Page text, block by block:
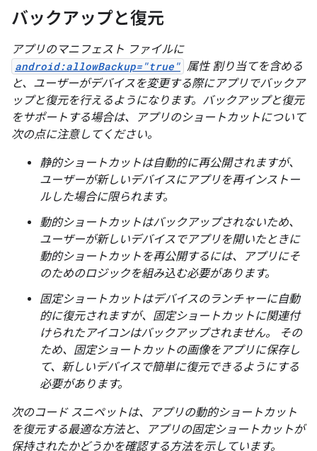
バックアップと復元
アプリのマニフェスト ファイルに
android:allowBackup="true" 属性 割り当てを含める
と、ユーザーがデバイスを変更する際にアプリでバックア
ップと復元を行えるようになります。バックアップと復元
をサポートする場合は、アプリのショートカットについて
次の点に注意してください。
静的ショートカットは自動的に再公開されますが、
ユーザーが新しいデバイスにアプリを再インストー
ルした場合に限られます。
動的ショートカットはバックアップされないため、
ユーザーが新しいデバイスでアプリを開いたときに
動的ショートカットを再公開するには、アプリにそ
のためのロジックを組み込む必要があります。
固定ショートカットはデバイスのランチャーに自動
的に復元されますが、固定ショートカットに関連付
けられたアイコンはバックアップされません。 その
ため、固定ショートカットの画像をアプリに保存し
て、新しいデバイスで簡単に復元できるようにする
必要があります。
次のコード スニペットは、アプリの動的ショートカット
を復元する最適な方法と、アプリの固定ショートカットが
保持されたかどうかを確認する方法を示しています。